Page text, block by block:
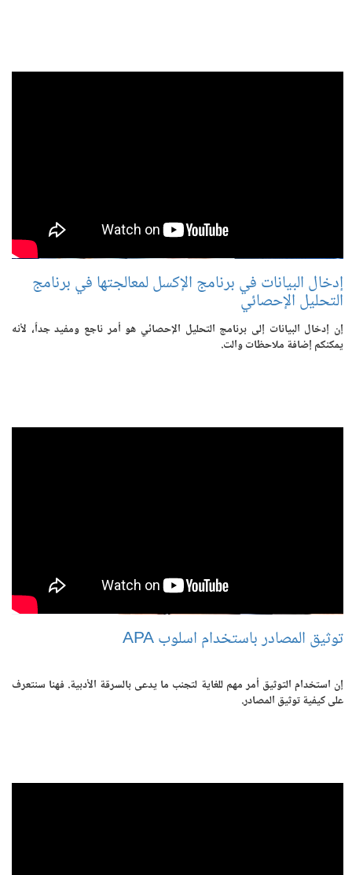
إدخال البيانات في برنامج الإكسل لمعالجتها في برنامج
التحليل الإحصائي
إن إدخال البيانات إلى برنامج التحليل الإحصائي هو أمر ناجع ومفيد جداً، لأنه
يمكنكم إضافة ملاحظات والت.
توثيق المصادر باستخدام اسلوب APA
إن استخدام التوثيق أمر مهم للغاية لتجنب ما يدعى بالسرقة الأدبية. فهنا سنتعرف
على كيفية توثيق المصادر.